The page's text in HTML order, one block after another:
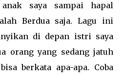
saya sampai hapal
Berdua saja. Lagu ini
di depan istri saya
orang yang sedang jatuh
berkata apa-apa. Coba